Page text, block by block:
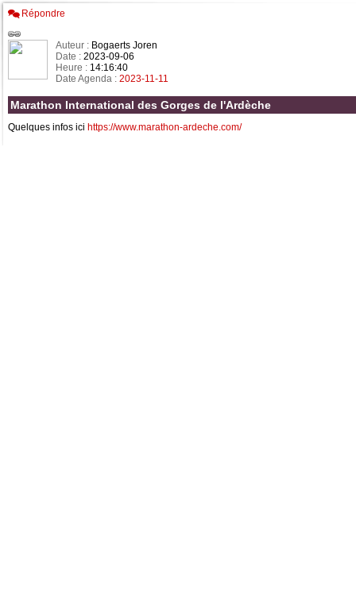
Répondre
Auteur : Bogaerts Joren
Date : 2023-09-06
Heure : 14:16:40
Date Agenda : 2023-11-11
Marathon International des Gorges de l'Ardèche
Quelques infos ici https://www.marathon-ardeche.com/